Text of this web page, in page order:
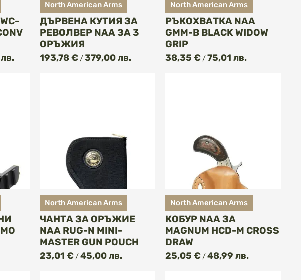
North American Arms
ДЪРВЕНА КУТИЯ ЗА
РЕВОЛВЕР NAA ЗА 3
ОРЪЖИЯ
193,78 € /379,00 лв.
North American Arms
РЪКОХВАТКА NAA
GMM-B BLACK WIDOW
GRIP
38,35 € /75,01 лв.
North American Arms
ЧАНТА ЗА ОРЪЖИЕ
NAA RUG-N MINI-
MASTER GUN POUCH
23,01 € /45,00 лв.
North American Arms
КОБУР NAA ЗА
MAGNUM HCD-M CROSS
DRAW
25,05 € /48,99 лв.